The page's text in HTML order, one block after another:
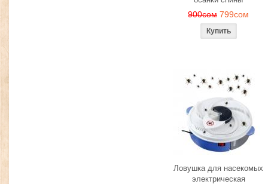
900сом 799сом
Ловушка для насекомых
электрическая